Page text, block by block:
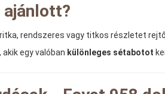
ajánlott?
ritka, rendszeres vagy titkos részletet
egy valóban különleges sétabotot